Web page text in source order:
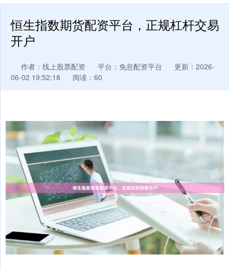
恒生指数期货配资平台，正规杠杆交易
开户
作者：线上股票配资 平台：免息配资平台
更新：2026-
06-02 19:52:18
阅读：60